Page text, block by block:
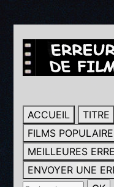
ACCUEIL TITRE
FILMS
MEILLEURES
ENVOYER UNE